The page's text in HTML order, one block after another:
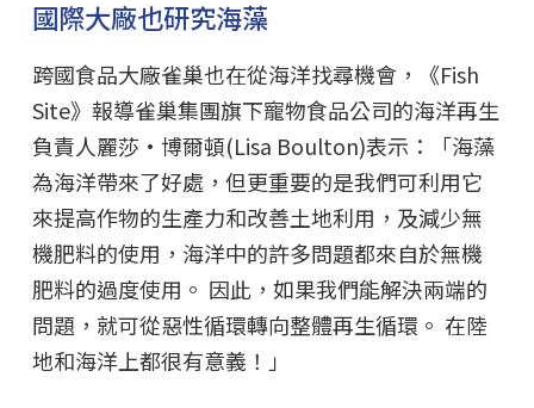
國際大廠也研究海藻
跨國食品大廠雀巢也在從海洋找尋機會，《Fish
Site》報導雀巢集團旗下寵物食品公司的海洋再生
負責人麗莎·博爾頓(Lisa Boulton)表示：「海藻
為海洋帶來了好處，但更重要的是我們可利用它
來提高作物的生產力和改善土地利用，及減少無
機肥料的使用，海洋中的許多問題都來自於無機
肥料的過度使用。 因此，如果我們能解決兩端的
問題，就可從惡性循環轉向整體再生循環。 在陸
地和海洋上都很有意義！」